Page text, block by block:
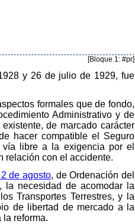
[Bloque 1: #pr]
y 26 de julio de 1929, fue
formales que de fondo,
Administrativo y de
de marcado carácter
hacer compatible el Seguro
libre a la exigencia por el
relación con el accidente.
de agosto, de Ordenación del
la necesidad de acomodar la
Transportes Terrestres, y la
de libertad de mercado a la
reforma.